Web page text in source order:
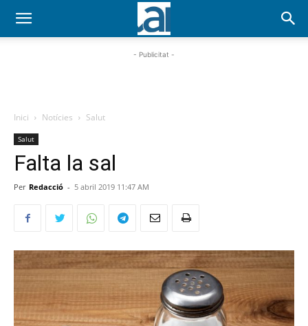
- Publicitat -
Inici Notícies Salut
Salut
Falta la sal
Per Redacció - 5 abril 2019 11:47 AM